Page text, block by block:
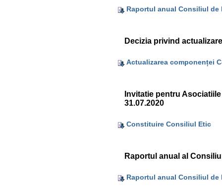
Raportul anual Consiliul de
Decizia privind
Actualizarea componenței
Invitatie pentru
31.07.2020
Constituire Consiliul Etic
Raportul anual al
Raportul anual Consiliul de